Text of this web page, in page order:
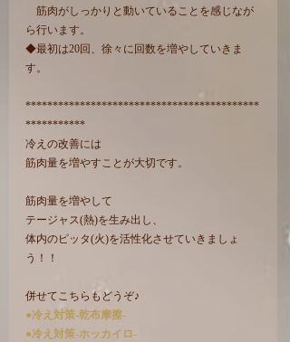
筋肉がしっかりと動いていることを感じなが
ら行います。
◆最初は20回、徐々に回数を増やしていきま
す。
*******************************************
***********
冷えの改善には
筋肉量を増やすことが大切です。
筋肉量を増やして
テージャス(熱)を生み出し、
体内のピッタ(火)を活性化させていきましょ
う！！
併せてこちらもどうぞ♪
●冷え対策-乾布摩擦-
●冷え対策-ホッカイロ-